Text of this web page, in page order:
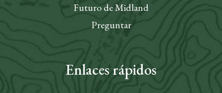
Futuro de Midland
Preguntar
Enlaces rápidos